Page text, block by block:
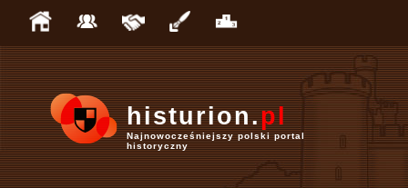
histurion.pl
Najnowocześniejszy polski portal
historyczny